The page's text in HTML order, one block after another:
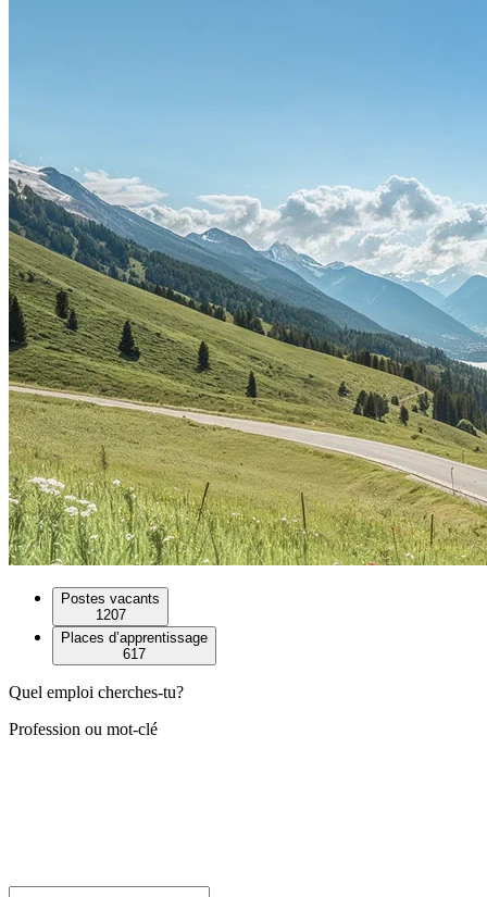
Postes vacants
1207
Places d’apprentissage
617
Quel emploi cherches-tu?
Profession ou mot-clé